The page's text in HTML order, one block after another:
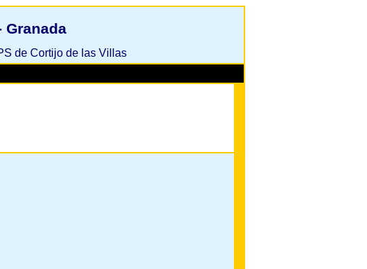
Granada
de Cortijo de las Villas